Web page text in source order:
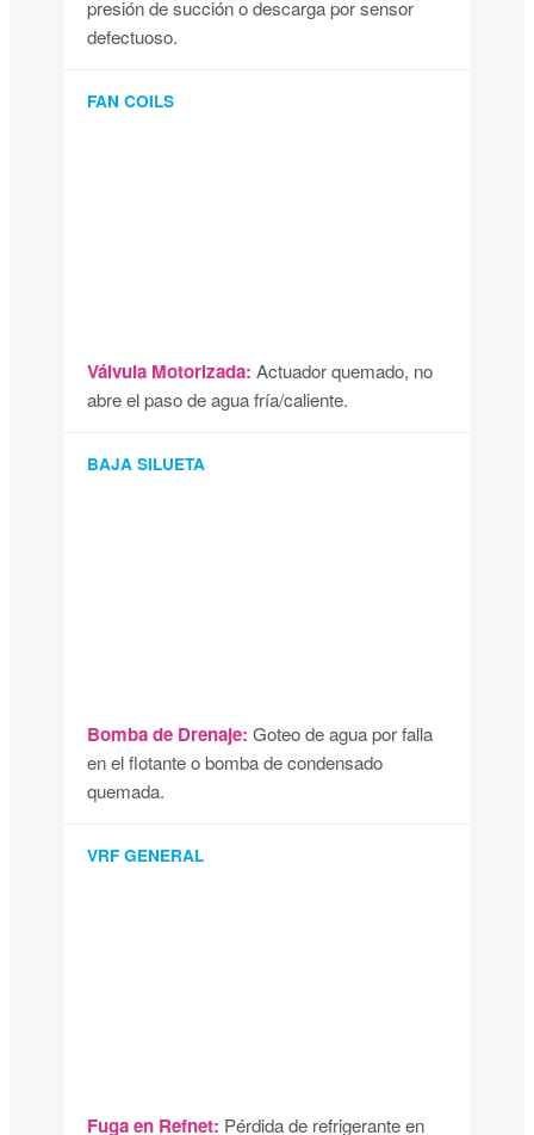
presión de succión o descarga por sensor
defectuoso.
FAN COILS
Válvula Motorizada: Actuador quemado, no
abre el paso de agua fría/caliente.
BAJA SILUETA
Bomba de Drenaje: Goteo de agua por falla
en el flotante o bomba de condensado
quemada.
VRF GENERAL
Fuga en Refnet: Pérdida de refrigerante en